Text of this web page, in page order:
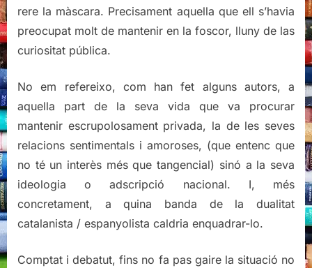
rere la màscara. Precisament aquella que ell s’havia
preocupat molt de mantenir en la foscor, lluny de las
curiositat pública.
No em refereixo, com han fet alguns autors, a
aquella part de la seva vida que va procurar
mantenir escrupolosament privada, la de les seves
relacions sentimentals i amoroses, (que entenc que
no té un interès més que tangencial) sinó a la seva
ideologia o adscripció nacional. I, més
concretament, a quina banda de la dualitat
catalanista / espanyolista caldria enquadrar-lo.
Comptat i debatut, fins no fa pas gaire la situació no